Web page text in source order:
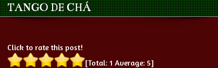
TANGO DE CHÁ
Click to rate this post!
[Total: 1 Average: 5]